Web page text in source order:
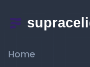
Home